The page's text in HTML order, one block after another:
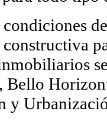
Bello
y